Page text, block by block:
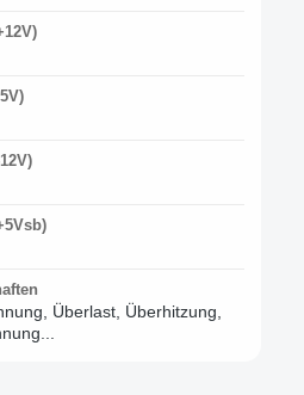
Überlast, Überhitzung,